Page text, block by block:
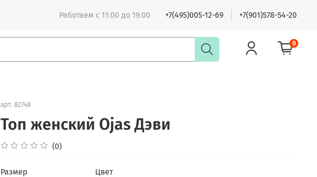
Работаем с 11:00 до 19:00 +7(495)005-12-69 +7(901)578-54-20
0
арт. 82748
Топ женский Ojas Дэви
(0)
Размер Цвет